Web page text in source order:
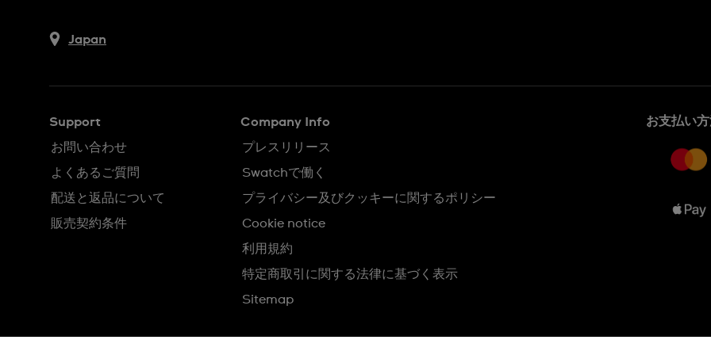
Japan
Support
お問い合わせ
よくあるご質問
配送と返品について
販売契約条件
Company Info
プレスリリース
Swatchで働く
プライバシー及びクッキーに関するポリシー
Cookie notice
利用規約
特定商取引に関する法律に基づく表示
Sitemap
お支払い